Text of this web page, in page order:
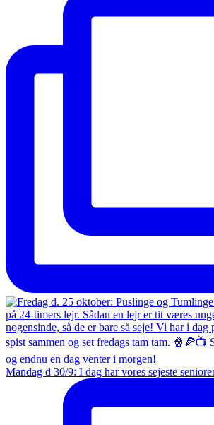
Mandag d 30/9: I dag har vores sejeste